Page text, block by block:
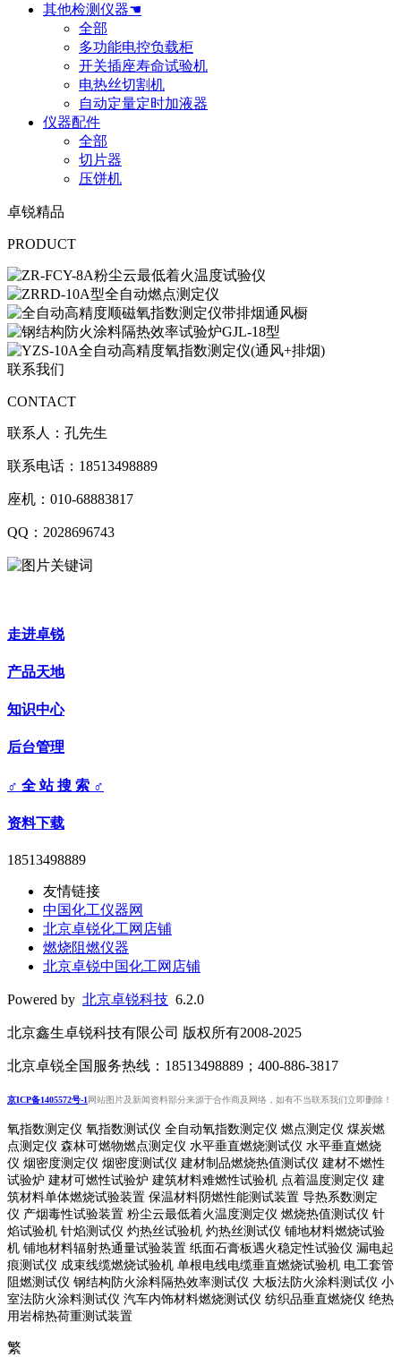
其他检测仪器☚
全部
多功能电控负载柜
开关插座寿命试验机
电热丝切割机
自动定量定时加液器
仪器配件
全部
切片器
压饼机
卓锐精品
PRODUCT
联系我们
CONTACT
联系人：孔先生
联系电话：18513498889
座机：010-68883817
QQ：2028696743
走进卓锐
产品天地
知识中心
后台管理
♂ 全 站 搜 索 ♂
资料下载
18513498889
友情链接
中国化工仪器网
北京卓锐化工网店铺
燃烧阻燃仪器
北京卓锐中国化工网店铺
Powered by 北京卓锐科技 6.2.0
北京鑫生卓锐科技有限公司 版权所有2008-2025
北京卓锐全国服务热线：18513498889；400-886-3817
京ICP备1405572号-1网站图片及新闻资料部分来源于合作商及网络，如有不当联系我们立即删除！
氧指数测定仪 氧指数测试仪 全自动氧指数测定仪 燃点测定仪 煤炭燃
点测定仪 森林可燃物燃点测定仪 水平垂直燃烧测试仪 水平垂直燃烧
仪 烟密度测定仪 烟密度测试仪 建材制品燃烧热值测试仪 建材不燃性
试验炉 建材可燃性试验炉 建筑材料难燃性试验机 点着温度测定仪 建
筑材料单体燃烧试验装置 保温材料阴燃性能测试装置 导热系数测定
仪 产烟毒性试验装置 粉尘云最低着火温度测定仪 燃烧热值测试仪 针
焰试验机 针焰测试仪 灼热丝试验机 灼热丝测试仪 铺地材料燃烧试验
机 铺地材料辐射热通量试验装置 纸面石膏板遇火稳定性试验仪 漏电起
痕测试仪 成束线缆燃烧试验机 单根电线电缆垂直燃烧试验机 电工套管
阻燃测试仪 钢结构防火涂料隔热效率测试仪 大板法防火涂料测试仪 小
室法防火涂料测试仪 汽车内饰材料燃烧测试仪 纺织品垂直燃烧仪 绝热
用岩棉热荷重测 试装置
繁